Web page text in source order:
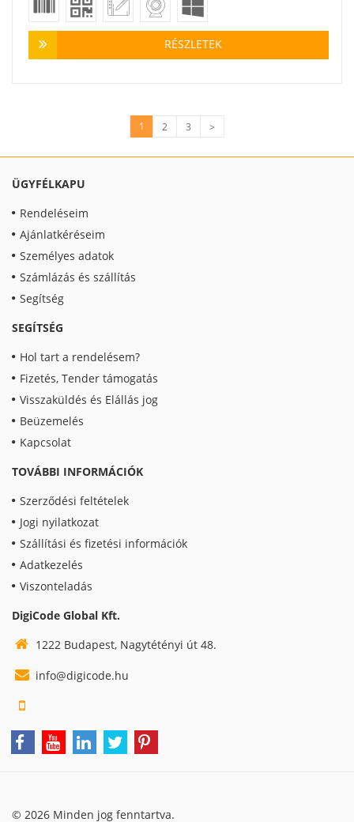
RÉSZLETEK
1 2 3 >
ÜGYFÉLKAPU
Rendeléseim
Ajánlatkéréseim
Személyes adatok
Számlázás és szállítás
Segítség
SEGÍTSÉG
Hol tart a rendelésem?
Fizetés, Tender támogatás
Visszaküldés és Elállás jog
Beüzemelés
Kapcsolat
TOVÁBBI INFORMÁCIÓK
Szerződési feltételek
Jogi nyilatkozat
Szállítási és fizetési információk
Adatkezelés
Viszonteladás
DigiCode Global Kft.
1222 Budapest, Nagytétényi út 48.
info@digicode.hu
© 2026 Minden jog fenntartva.